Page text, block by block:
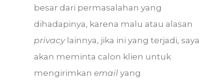
besar dari permasalahan yang
dihadapinya, karena malu atau alasan
privacylainnya, jika ini yang terjadi, saya
akan meminta calon klien untuk
mengirimkan email yang